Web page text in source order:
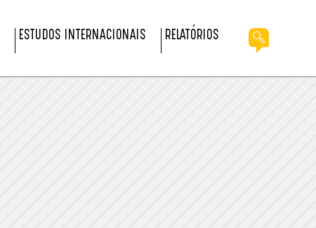
ESTUDOS INTERNACIONAIS RELATÓRIOS